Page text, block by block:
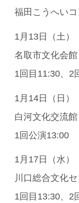
福田こうへい
1月13日（土
名取市文化会館
1回目11:30、2
1月14日（日
白河文化交流
1回公演13:00
1月17日（水
川口総合文化
1回目13:30、2